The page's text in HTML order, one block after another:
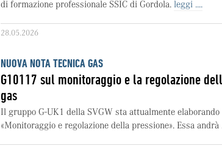
di formazione professionale SSIC di Gordola. leggi ....
28.05.2026
NUOVA NOTA TECNICA GAS
G10117 sul monitoraggio e la regolazione
gas
Il gruppo G-UK1 della SVGW sta attualmente
«Monitoraggio e regolazione della pressione». Essa andrà